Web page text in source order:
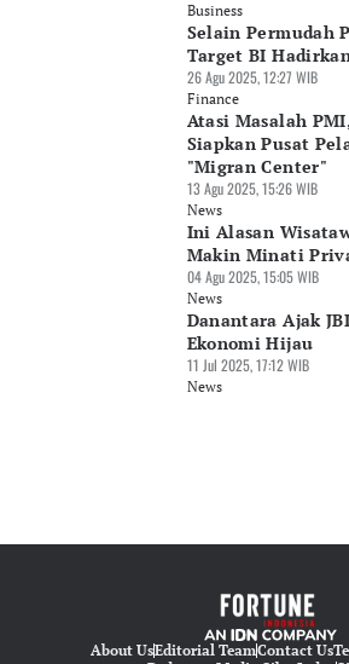
Business
Selain Permudah
Target BI
26 Agu 2025, 12:27 WIB
Finance
Atasi Masalah
Siapkan Pusat
"Migran Center"
13 Agu 2025, 15:26 WIB
News
Ini Alasan
Makin Minati
04 Agu 2025, 15:05 WIB
News
Danantara Ajak
Ekonomi Hijau
11 Jul 2025, 17:12 WIB
News
About UsEditorial TeamContact Us